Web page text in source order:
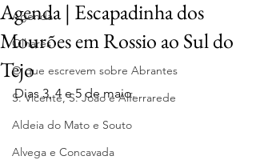
Agenda
Olhares
O que escrevem sobre Abrantes
S. Vicente, S. João e Alferrarede
Aldeia do Mato e Souto
Alvega e Concavada
Agenda | Escapadinha dos
Mourões em Rossio ao Sul do
Tejo
Dias 3, 4 e 5 de maio.